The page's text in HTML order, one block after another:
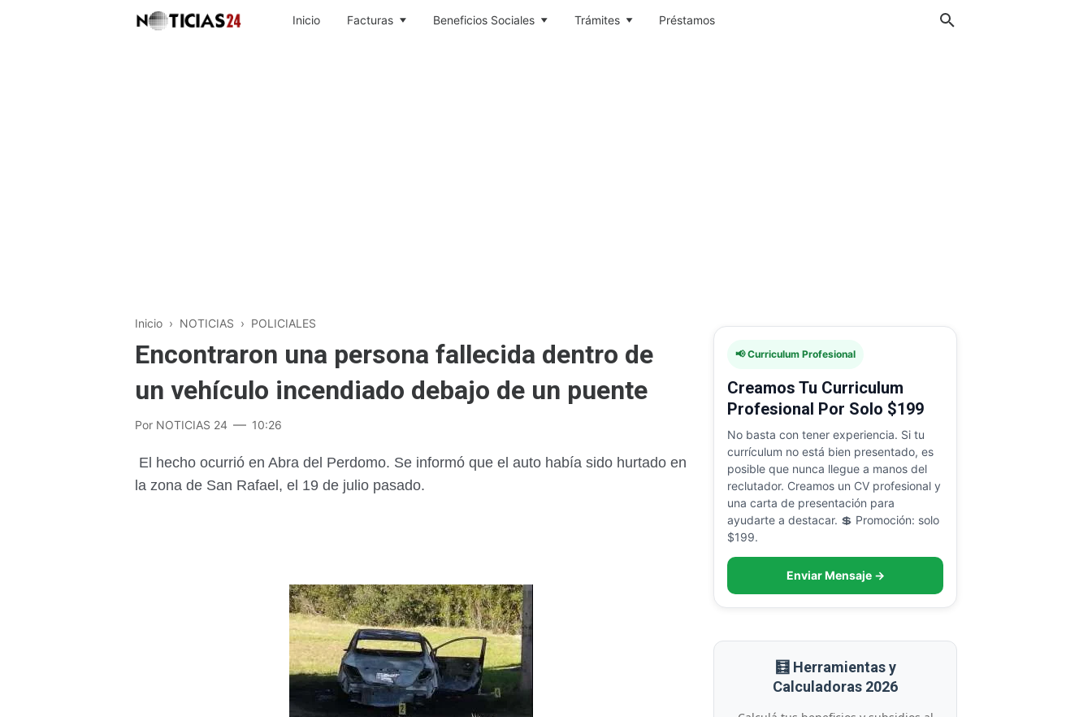
Inicio Facturas Beneficios Sociales Trámites Préstamos
Inicio › NOTICIAS › POLICIALES
Encontraron una persona fallecida dentro de
un vehículo incendiado debajo de un puente
Por NOTICIAS 24 10:26
El hecho ocurrió en Abra del Perdomo. Se informó que el auto había sido hurtado en
la zona de San Rafael, el 19 de julio pasado.
📢 Curriculum Profesional
Creamos Tu Curriculum
Profesional Por Solo $199
No basta con tener experiencia. Si tu
currículum no está bien presentado, es
posible que nunca llegue a manos del
reclutador. Creamos un CV profesional y
una carta de presentación para
ayudarte a destacar. 💲 Promoción: solo
$199.
Enviar Mensaje →
🧮 Herramientas y
Calculadoras 2026